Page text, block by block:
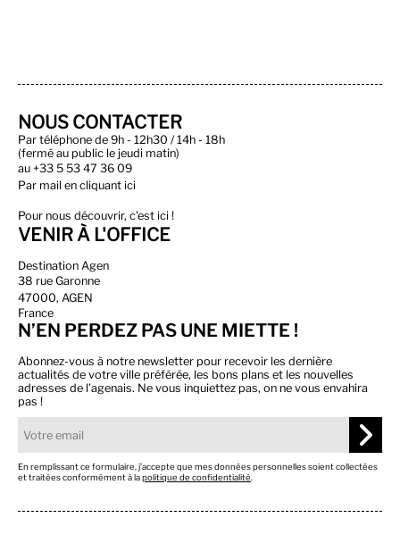
NOUS CONTACTER
Par téléphone de 9h - 12h30 / 14h - 18h
(fermé au public le jeudi matin)
au +33 5 53 47 36 09
Par mail en cliquant ici
Pour nous découvrir, c'est ici !
VENIR À L'OFFICE
Destination Agen
38 rue Garonne
47000, AGEN
France
N’EN PERDEZ PAS UNE MIETTE !
Abonnez-vous à notre newsletter pour recevoir les dernière
actualités de votre ville préférée, les bons plans et les nouvelles
adresses de l’agenais. Ne vous inquiettez pas, on ne vous envahira
pas !
En remplissant ce formulaire, j’accepte que mes données personnelles soient collectées
et traitées conformément à lapolitique de confidentialité